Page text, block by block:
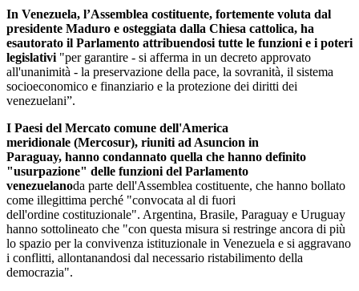
In Venezuela, l’Assemblea costituente, fortemente voluta dal
presidente Maduro e osteggiata dalla Chiesa cattolica, ha
esautorato il Parlamento attribuendosi tutte le funzioni e i poteri
legislativi "per garantire - si afferma in un decreto approvato
all'unanimità - la preservazione della pace, la sovranità, il sistema
socioeconomico e finanziario e la protezione dei diritti dei
venezuelani”.
I Paesi del Mercato comune dell'America
meridionale (Mercosur), riuniti ad Asuncion in
Paraguay, hanno condannato quella che hanno definito
"usurpazione" delle funzioni del Parlamento
venezuelanoda parte dell'Assemblea costituente, che hanno bollato
come illegittima perché "convocata al di fuori
dell'ordine costituzionale". Argentina, Brasile, Paraguay e Uruguay
hanno sottolineato che "con questa misura si restringe ancora di più
lo spazio per la convivenza istituzionale in Venezuela e si aggravano
i conflitti, allontanandosi dal necessario ristabilimento della
democrazia".